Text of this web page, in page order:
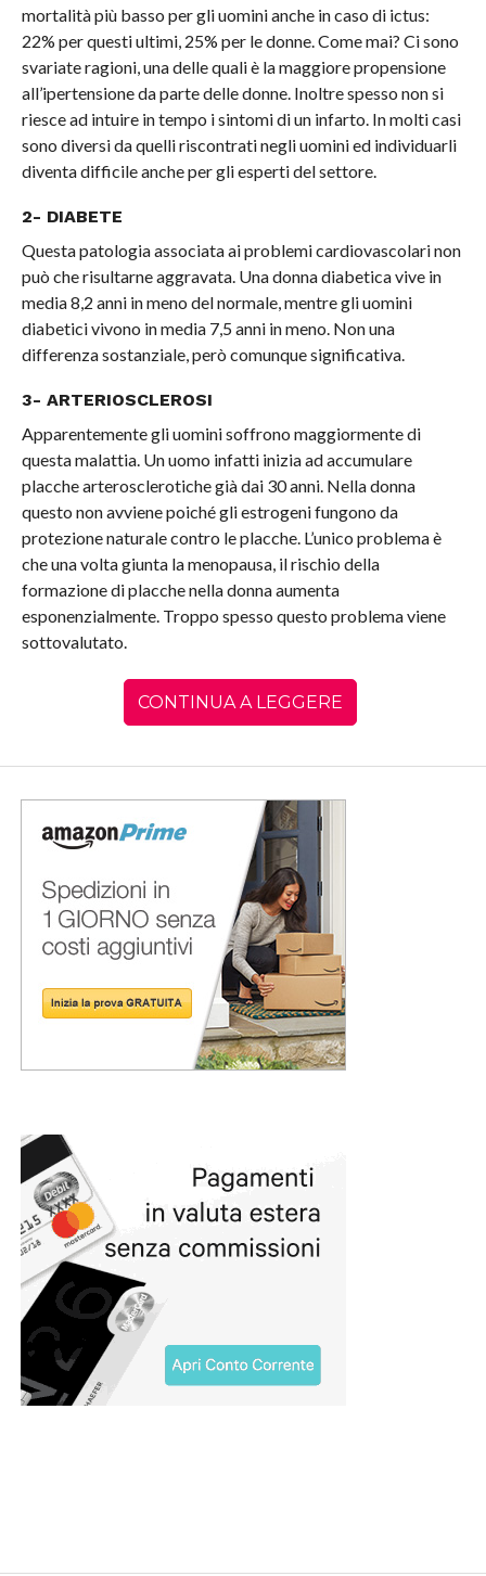
mortalità più basso per gli uomini anche in caso di ictus:
22% per questi ultimi, 25% per le donne. Come mai? Ci sono
svariate ragioni, una delle quali è la maggiore propensione
all’ipertensione da parte delle donne. Inoltre spesso non si
riesce ad intuire in tempo i sintomi di un infarto. In molti casi
sono diversi da quelli riscontrati negli uomini ed individuarli
diventa difficile anche per gli esperti del settore.
2- DIABETE
Questa patologia associata ai problemi cardiovascolari non
può che risultarne aggravata. Una donna diabetica vive in
media 8,2 anni in meno del normale, mentre gli uomini
diabetici vivono in media 7,5 anni in meno. Non una
differenza sostanziale, però comunque significativa.
3- ARTERIOSCLEROSI
Apparentemente gli uomini soffrono maggiormente di
questa malattia. Un uomo infatti inizia ad accumulare
placche arterosclerotiche già dai 30 anni. Nella donna
questo non avviene poiché gli estrogeni fungono da
protezione naturale contro le placche. L’unico problema è
che una volta giunta la menopausa, il rischio della
formazione di placche nella donna aumenta
esponenzialmente. Troppo spesso questo problema viene
sottovalutato.
CONTINUA A LEGGERE